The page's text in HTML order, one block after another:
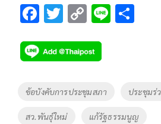
F
e
b
o
o
T
tt
er
C
p
y
Li
n
Li
Tags
ข้อบังคับการประชุมสภา ประชุมร่
สว.พันธุ์ใหม่ แก้รัฐธรรมนูญ